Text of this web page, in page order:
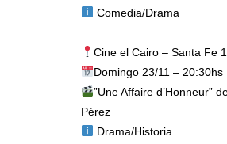
Comedia/Drama
Cine el Cairo – Santa Fe
Domingo 23/11 – 20:30hs
”Une Affaire d’Honneur”
Pérez
Drama/Historia